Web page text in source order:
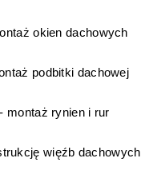
okien dachowych
podbitki dachowej
- montaż rynien i rur
więźb dachowych